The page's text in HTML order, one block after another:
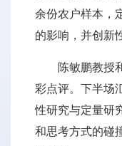
余份农户样本，
的影响，并创新
陈敏鹏教授
彩点评。下半场
性研究与定量研
和思考方式的碰